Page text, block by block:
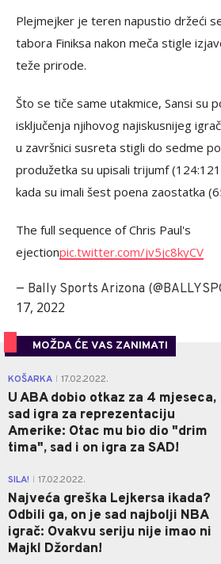
Plejmejker je teren napustio držeći
tabora Finiksa nakon meča stigle
teže prirode.
Što se tiče same utakmice, Sansi su
isključenja njihovog najiskusnijeg
u završnici susreta stigli do sedme
produžetka su upisali trijumf
kada su imali šest poena zaostatka
The full sequence of Chris Paul's
ejectionpic.twitter.com/jv5jc8kyCV
— Bally Sports Arizona
17, 2022
MOŽDA ĆE VAS ZANIMATI
KOŠARKA 17.02.2022.
U ABA dobio otkaz za 4 mjeseca,
sad igra za reprezentaciju
Amerike: Otac mu bio dio "drim
tima", sad i on igra za SAD!
SILA! 17.02.2022.
Najveća greška Lejkersa ikada?
Odbili ga, on je sad najbolji NBA
igrač: Ovakvu seriju nije imao ni
Majkl Džordan!